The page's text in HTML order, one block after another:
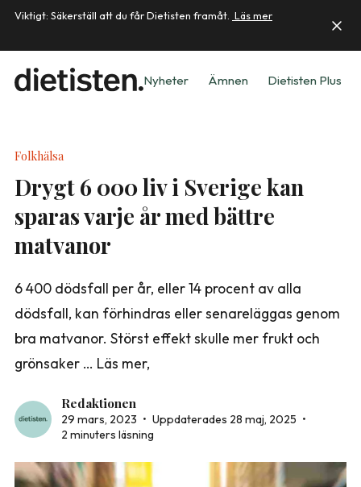
Viktigt: Säkerställ att du får Dietisten framåt. Läs mer
Nyheter Ämnen Dietisten Plus
Folkhälsa
Drygt 6 000 liv i Sverige kan
sparas varje år med bättre
matvanor
6 400 dödsfall per år, eller 14 procent av alla
dödsfall, kan förhindras eller senareläggas genom
bra matvanor. Störst effekt skulle mer frukt och
grönsaker … Läs mer,
Redaktionen
29 mars, 2023 • Uppdaterades 28 maj, 2025 •
2 minuters läsning